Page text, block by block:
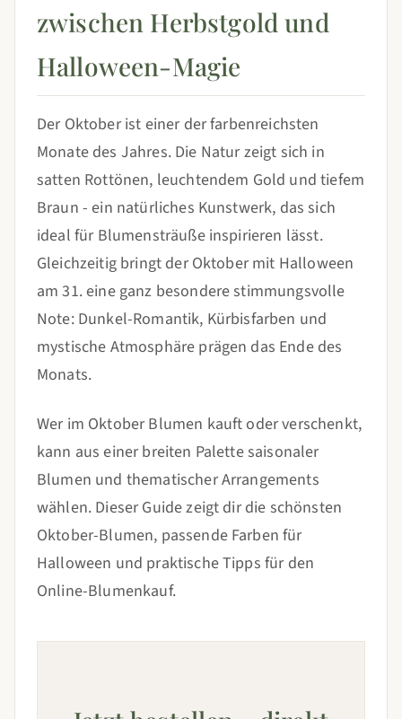
zwischen Herbstgold und
Halloween-Magie
Der Oktober ist einer der farbenreichsten
Monate des Jahres. Die Natur zeigt sich in
satten Rottönen, leuchtendem Gold und tiefem
Braun - ein natürliches Kunstwerk, das sich
ideal für Blumensträuße inspirieren lässt.
Gleichzeitig bringt der Oktober mit Halloween
am 31. eine ganz besondere stimmungsvolle
Note: Dunkel-Romantik, Kürbisfarben und
mystische Atmosphäre prägen das Ende des
Monats.
Wer im Oktober Blumen kauft oder verschenkt,
kann aus einer breiten Palette saisonaler
Blumen und thematischer Arrangements
wählen. Dieser Guide zeigt dir die schönsten
Oktober-Blumen, passende Farben für
Halloween und praktische Tipps für den
Online-Blumenkauf.